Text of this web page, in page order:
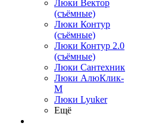
Люки Вектор
(съёмные)
Люки Контур
(съёмные)
Люки Контур 2.0
(съёмные)
Люки Сантехник
Люки АлюКлик-
М
Люки Lyuker
Ещё